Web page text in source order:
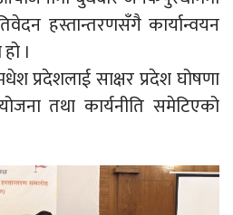
हस्तान्तरणसँगै कार्यान्वयन
।
प्रदेशलाई साक्षर प्रदेश घोषणा
तथा कार्यनीति समेटिएको